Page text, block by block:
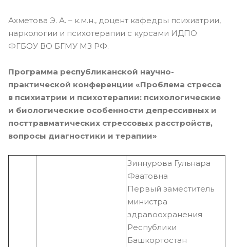
Ахметова Э. А. – к.м.н., доцент кафедры психиатрии,
наркологии и психотерапии с курсами ИДПО
ФГБОУ ВО БГМУ МЗ РФ.
Программа республиканской научно-
практической конференции «Проблема стресса
в психиатрии и психотерапии: психологические
и биологические особенности депрессивных и
посттравматических стрессовых расстройств,
вопросы диагностики и терапии»
Зиннурова Гульнара
Фаатовна
Первый заместитель
министра
здравоохранения
Республики
Башкортостан